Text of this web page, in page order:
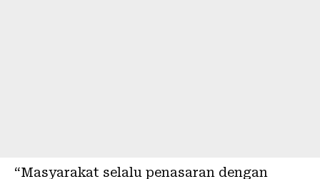
“Masyarakat selalu penasaran dengan